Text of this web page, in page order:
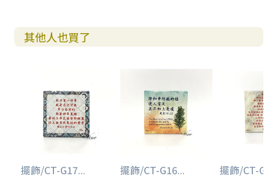
其他人也買了
擺飾/CT-G17... 擺飾/CT-G16... 擺飾/CT-